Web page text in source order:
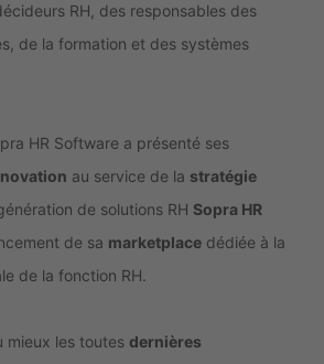
RH, des responsables des
de la formation et des systèmes
HR Software a présenté ses
au service de la stratégie
de solutions RH Sopra HR
de sa marketplace dédiée à la
de la fonction RH.
mieux les toutes dernières